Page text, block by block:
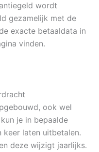
wordt
gezamelijk met de
exacte betaaldata in
vinden.
ook wel
je in bepaalde
keer laten uitbetalen.
deze wijzigt jaarlijks.